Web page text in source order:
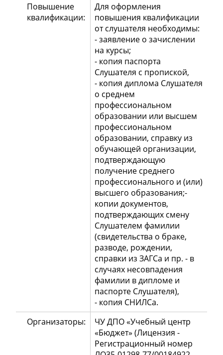
Повышение
квалификации:
Для оформления
повышения квалификации
от слушателя необходимы:
- заявление о зачислении
на курсы;
- копия паспорта
Слушателя с пропиской,
- копия диплома Слушателя
о среднем
профессиональном
образовании или высшем
профессиональном
образовании, справку из
обучающей организации,
подтверждающую
получение среднего
профессионального и (или)
высшего образования;-
копии документов,
подтверждающих смену
Слушателем фамилии
(свидетельства о браке,
разводе, рождении,
справки из ЗАГСа и пр. - в
случаях несовпадения
фамилии в дипломе и
паспорте Слушателя),
- копия СНИЛСа.
Организаторы:
ЧУ ДПО «Учебный центр
«Бюджет» (Лицензия -
Регистрационный номер